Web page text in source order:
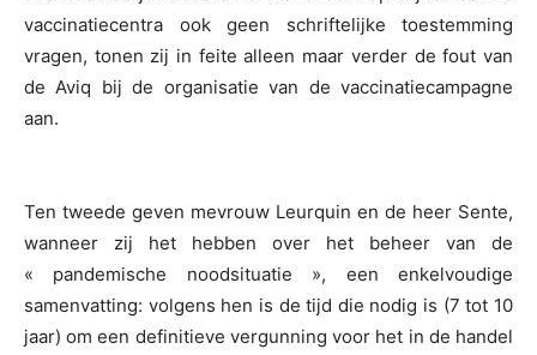
vaccinatiecentra ook geen schriftelijke toestemming
vragen, tonen zij in feite alleen maar verder de fout van
de Aviq bij de organisatie van de vaccinatiecampagne
aan.
Ten tweede geven mevrouw Leurquin en de heer Sente,
wanneer zij het hebben over het beheer van de
« pandemische noodsituatie », een enkelvoudige
samenvatting: volgens hen is de tijd die nodig is (7 tot 10
jaar) om een definitieve vergunning voor het in de handel